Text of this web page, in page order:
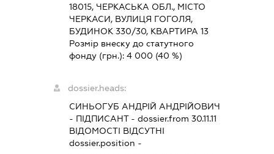
18015, ЧЕРКАСЬКА ОБЛ., МІСТО
ЧЕРКАСИ, ВУЛИЦЯ ГОГОЛЯ,
БУДИНОК 330/30, КВАРТИРА 13
Розмір внеску до статутного
фонду (грн.): 4 000 (40 %)
dossier.heads:
СИНЬОГУБ АНДРІЙ АНДРІЙОВИЧ
- ПІДПИСАНТ- dossier.from 30.11.11
ВІДОМОСТІ ВІДСУТНІ
dossier.position -